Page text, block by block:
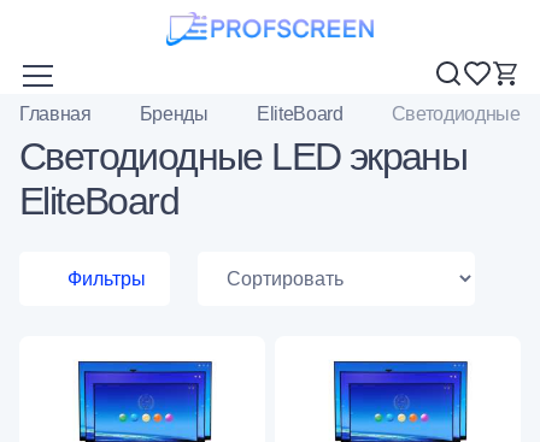
Главная Бренды EliteBoard Светодиодные
Светодиодные LED экраны
EliteBoard
Фильтры